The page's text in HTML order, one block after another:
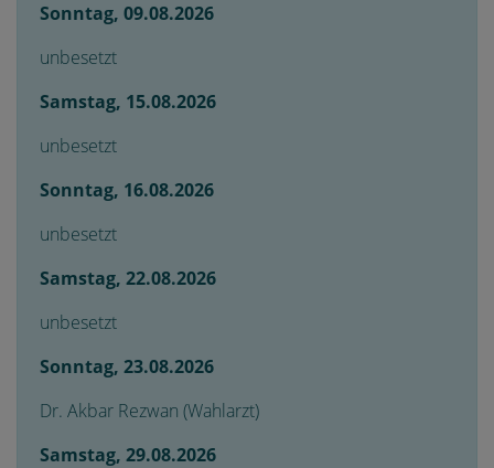
Sonntag, 09.08.2026
unbesetzt
Samstag, 15.08.2026
unbesetzt
Sonntag, 16.08.2026
unbesetzt
Samstag, 22.08.2026
unbesetzt
Sonntag, 23.08.2026
Dr. Akbar Rezwan (Wahlarzt)
Samstag, 29.08.2026